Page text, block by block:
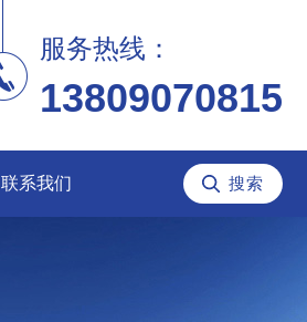
服务热线：
13809070815
联系我们